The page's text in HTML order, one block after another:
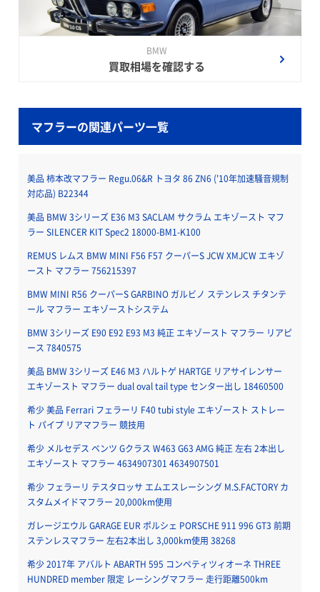
BMW
買取相場を確認する
マフラーの関連パーツ一覧
美品 柿本改マフラー Regu.06&R トヨタ 86 ZN6 ('10年加速騒音規制
対応品) B22344
美品 BMW 3シリーズ E36 M3 SACLAM サクラム エキゾースト マフ
ラー SILENCER KIT Spec2 18000-BM1-K100
REMUS レムス BMW MINI F56 F57 クーパーS JCW XMJCW エキゾ
ースト マフラー 756215397
BMW MINI R56 クーパーS GARBINO ガルビノ ステンレス チタンテ
ール マフラー エキゾーストシステム
BMW 3シリーズ E90 E92 E93 M3 純正 エキゾースト マフラー リアピ
ース 7840575
美品 BMW 3シリーズ E46 M3 ハルトゲ HARTGE リアサイレンサー
エキゾースト マフラー dual oval tail type センター出し 18460500
希少 美品 Ferrari フェラーリ F40 tubi style エキゾースト ストレー
ト パイプ リアマフラー 競技用
希少 メルセデス ベンツ Gクラス W463 G63 AMG 純正 左右 2本出し
エキゾースト マフラー 4634907301 4634907501
希少 フェラーリ テスタロッサ エムエスレーシング M.S.FACTORY カ
スタムメイドマフラー 20,000km使用
ガレージエウル GARAGE EUR ポルシェ PORSCHE 911 996 GT3 前期
ステンレスマフラー 左右2本出し 3,000km使用 38268
希少 2017年 アバルト ABARTH 595 コンペティツィオーネ THREE
HUNDRED member 限定 レーシングマフラー 走行距離500km